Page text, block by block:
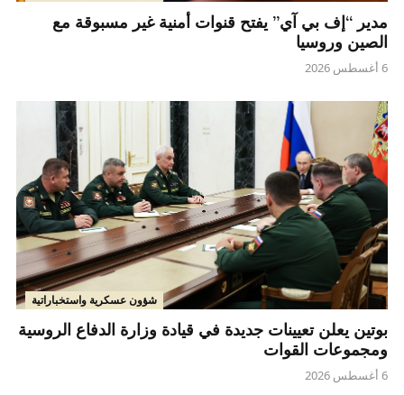
مدير “إف بي آي” يفتح قنوات أمنية غير مسبوقة مع
الصين وروسيا
6 أغسطس 2026
شؤون عسكرية واستخباراتية
بوتين يعلن تعيينات جديدة في قيادة وزارة الدفاع الروسية
ومجموعات القوات
6 أغسطس 2026